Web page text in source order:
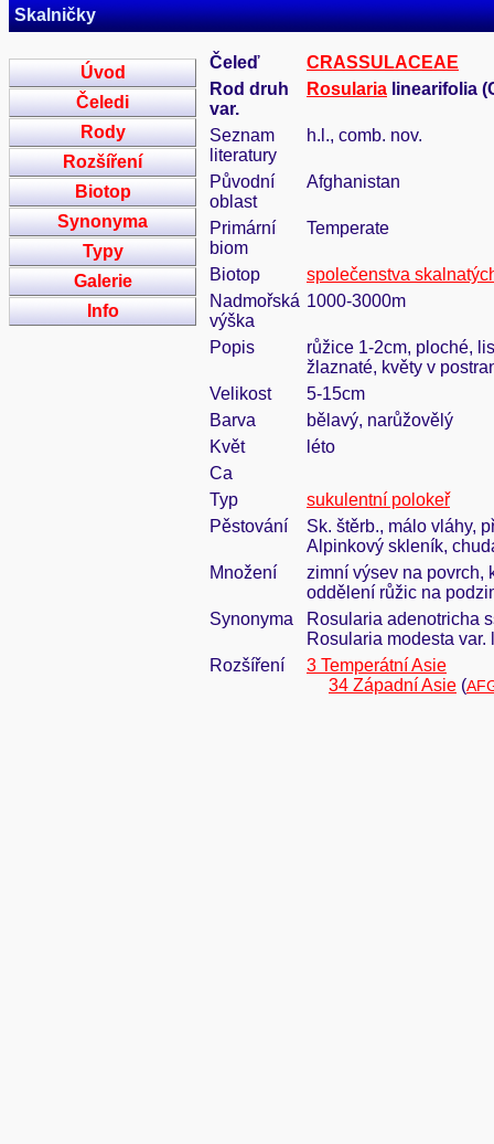
Skalničky
Úvod
Čeledi
Rody
Rozšíření
Biotop
Synonyma
Typy
Galerie
Info
Čeleď
CRASSULACEAE
Rod druh
var.
Rosularia linearifolia
Seznam
literatury
h.l., comb. nov.
Původní
oblast
Afghanistan
Primární
biom
Temperate
Biotop
společenstva
Nadmořská
výška
1000-3000m
Popis
růžice 1-2cm, ploché,
žlaznaté, květy v
Velikost
5-15cm
Barva
bělavý, narůžovělý
Květ
léto
Ca
Typ
sukulentní polokeř
Pěstování
Sk. štěrb., málo vláhy,
Alpinkový skleník,
Množení
zimní výsev na povrch,
oddělení růžic na
Synonyma
Rosularia adenotricha
Rosularia modesta
Rozšíření
3 Temperátní Asie
34 Západní Asie (